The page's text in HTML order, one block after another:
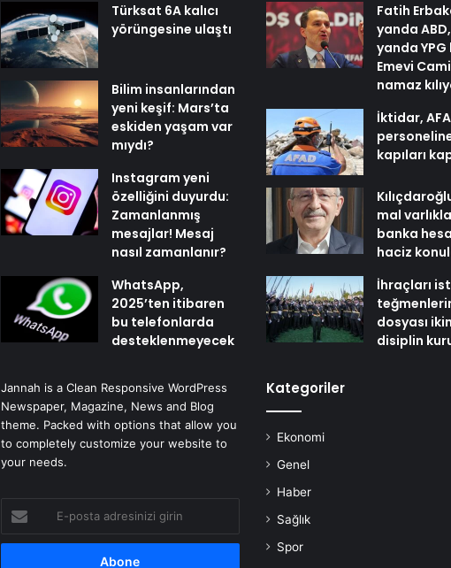
Türksat 6A kalıcı
yörüngesine ulaştı
Bilim insanlarından
yeni keşif: Mars’ta
eskiden yaşam var
mıydı?
Instagram yeni
özelliğini duyurdu:
Zamanlanmış
mesajlar! Mesaj
nasıl zamanlanır?
WhatsApp,
2025’ten itibaren
bu telefonlarda
desteklenmeyecek
Jannah is a Clean Responsive WordPress
Newspaper, Magazine, News and Blog
theme. Packed with options that allow you
to completely customize your website to
your needs.
posta
adresinizi
Fatih
yanda
yanda YPG
Emevi
namaz
İktidar,
kapıları
mal
banka
haciz
İhraçları
dosyası
disiplin
Kategoriler
Ekonomi
Genel
Haber
Sağlık
Spor